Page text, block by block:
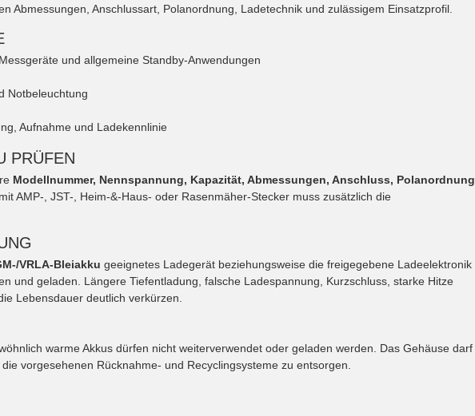
Abmessungen, Anschlussart, Polanordnung, Ladetechnik und zulässigem Einsatzprofil.
und allgemeine Standby-Anwendungen
Notbeleuchtung
Aufnahme und Ladekennlinie
PRÜFEN
Modellnummer, Nennspannung, Kapazität, Abmessungen, Anschluss, Polanordnung
AMP-, JST-, Heim-&-Haus- oder Rasenmäher-Stecker muss zusätzlich die
VRLA-Bleiakku geeignetes Ladegerät beziehungsweise die freigegebene Ladeelektronik
und geladen. Längere Tiefentladung, falsche Ladespannung, Kurzschluss, starke Hitze
Lebensdauer deutlich verkürzen.
warme Akkus dürfen nicht weiterverwendet oder geladen werden. Das Gehäuse darf
vorgesehenen Rücknahme- und Recyclingsysteme zu entsorgen.